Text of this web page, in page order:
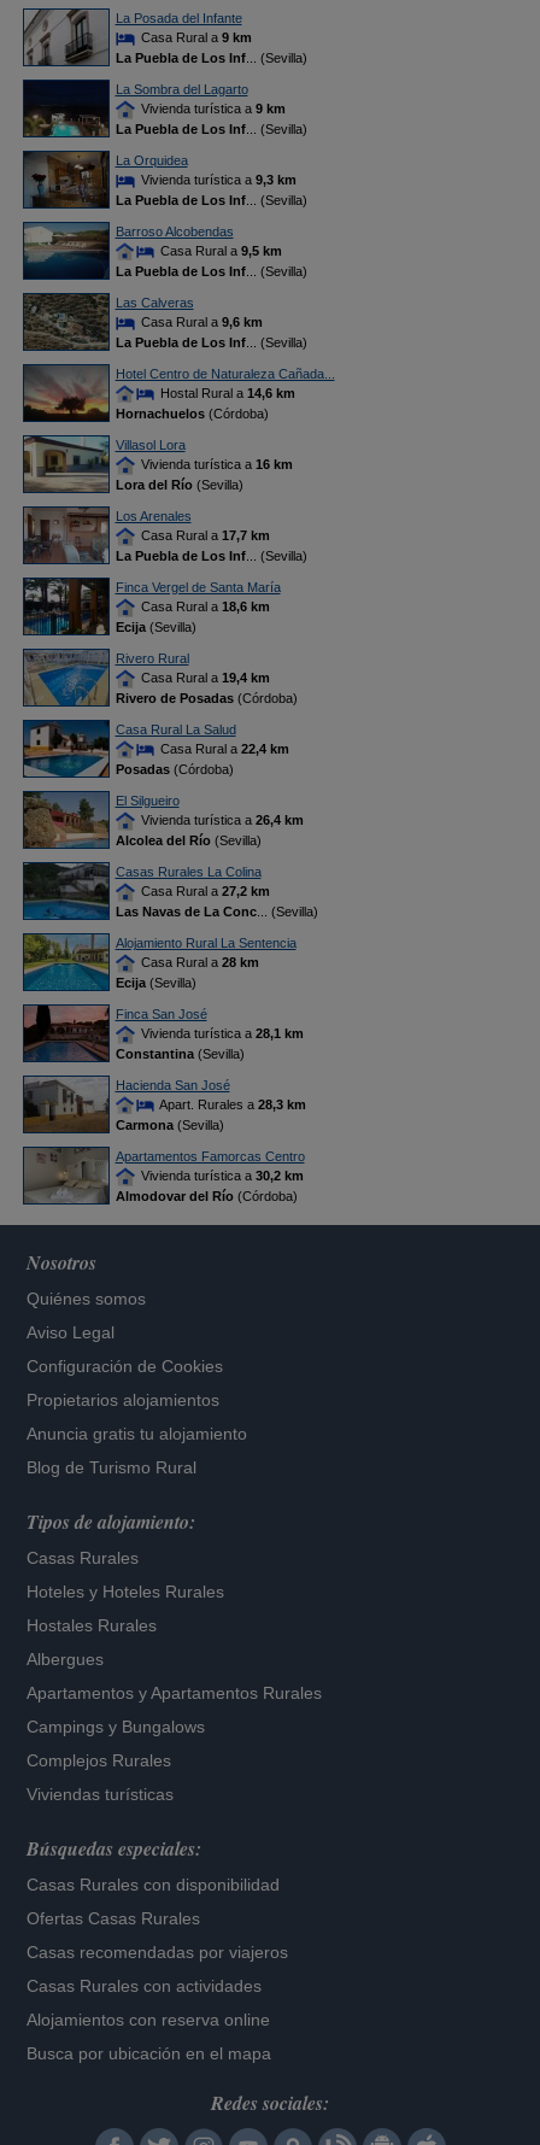
La Posada del Infante
Casa Rural a 9 km
La Puebla de Los Inf... (Sevilla)
La Sombra del Lagarto
Vivienda turística a 9 km
La Puebla de Los Inf... (Sevilla)
La Orquidea
Vivienda turística a 9,3 km
La Puebla de Los Inf... (Sevilla)
Barroso Alcobendas
Casa Rural a 9,5 km
La Puebla de Los Inf... (Sevilla)
Las Calveras
Casa Rural a 9,6 km
La Puebla de Los Inf... (Sevilla)
Hotel Centro de Naturaleza Cañada...
Hostal Rural a 14,6 km
Hornachuelos(Córdoba)
Villasol Lora
Vivienda turística a 16 km
Lora del Río(Sevilla)
Los Arenales
Casa Rural a 17,7 km
La Puebla de Los Inf... (Sevilla)
Finca Vergel de Santa María
Casa Rural a 18,6 km
Ecija(Sevilla)
Rivero Rural
Casa Rural a 19,4 km
Rivero de Posadas(Córdoba)
Casa Rural La Salud
Casa Rural a 22,4 km
Posadas(Córdoba)
El Silgueiro
Vivienda turística a 26,4 km
Alcolea del Río(Sevilla)
Casas Rurales La Colina
Casa Rural a 27,2 km
Las Navas de La Conc... (Sevilla)
Alojamiento Rural La Sentencia
Casa Rural a 28 km
Ecija(Sevilla)
Finca San José
Vivienda turística a 28,1 km
Constantina(Sevilla)
Hacienda San José
Apart. Rurales a 28,3 km
Carmona(Sevilla)
Apartamentos Famorcas Centro
Vivienda turística a 30,2 km
Almodovar del Río(Córdoba)
Nosotros
Quiénes somos
Aviso Legal
Configuración de Cookies
Propietarios alojamientos
Anuncia gratis tu alojamiento
Blog de Turismo Rural
Tipos de alojamiento:
Casas Rurales
Hoteles y Hoteles Rurales
Hostales Rurales
Albergues
Apartamentos yApartamentos Rurales
Campings y Bungalows
Complejos Rurales
Viviendas turísticas
Búsquedas especiales:
Casas Rurales con disponibilidad
Ofertas Casas Rurales
Casas recomendadas por viajeros
Casas Rurales con actividades
Alojamientos con reserva online
Busca por ubicación en el mapa
Redes sociales: